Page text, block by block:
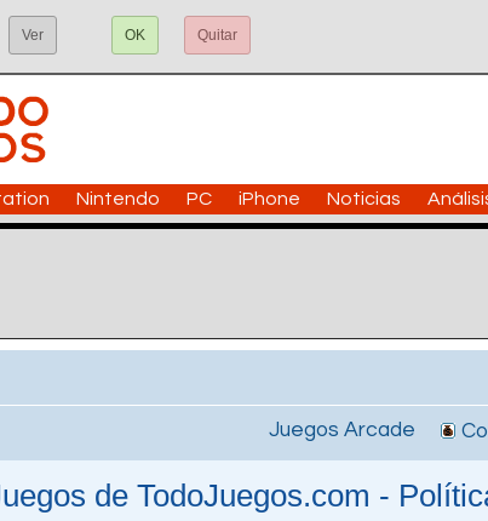
Ver OK Quitar
Nintendo PC iPhone Noticias
Juegos Arcade
de TodoJuegos.com -